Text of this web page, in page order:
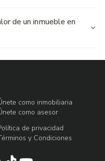
de un inmueble en
como inmobiliaria
como asesor
de privacidad
y Condiciones